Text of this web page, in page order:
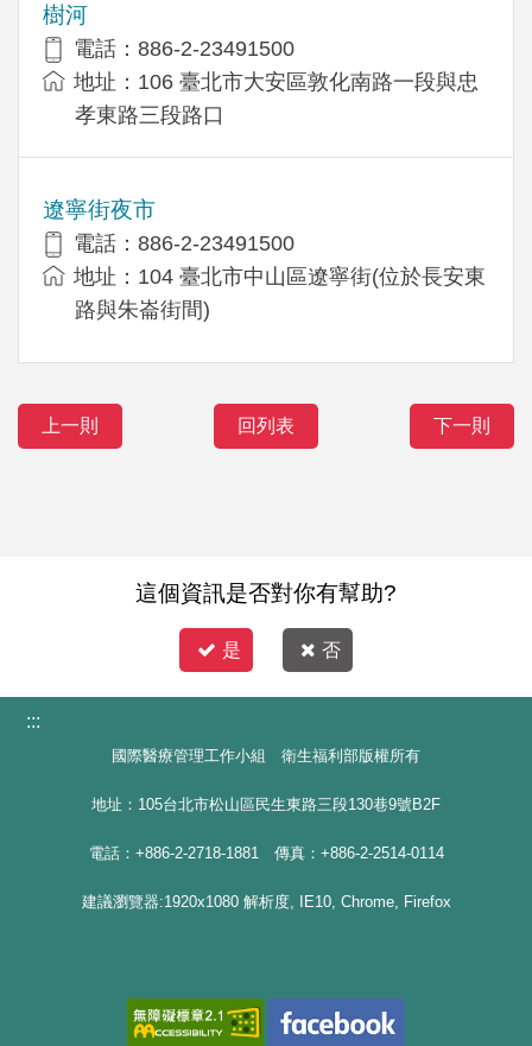
樹河
電話：886-2-23491500
地址：106 臺北市大安區敦化南路一段與忠
孝東路三段路口
遼寧街夜市
電話：886-2-23491500
地址：104 臺北市中山區遼寧街(位於長安東
路與朱崙街間)
上一則 回列表 下一則
這個資訊是否對你有幫助?
是 否
:::
國際醫療管理工作小組 衛生福利部版權所有
地址：105台北市松山區民生東路三段130巷9號B2F
電話：+886-2-2718-1881 傳真：+886-2-2514-0114
建議瀏覽器:1920x1080 解析度, IE10, Chrome, Firefox